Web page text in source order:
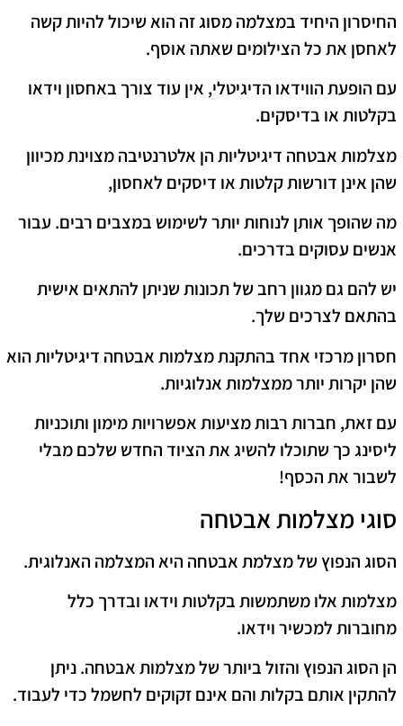
החיסרון היחיד במצלמה מסוג זה הוא שיכול להיות קשה
לאחסן את כל הצילומים שאתה אוסף.
עם הופעת הווידאו הדיגיטלי, אין עוד צורך באחסון וידאו
בקלטות או בדיסקים.
מצלמות אבטחה דיגיטליות הן אלטרנטיבה מצוינת מכיוון
שהן אינן דורשות קלטות או דיסקים לאחסון,
מה שהופך אותן לנוחות יותר לשימוש במצבים רבים. עבור
אנשים עסוקים בדרכים.
יש להם גם מגוון רחב של תכונות שניתן להתאים אישית
בהתאם לצרכים שלך.
חסרון מרכזי אחד בהתקנת מצלמות אבטחה דיגיטליות הוא
שהן יקרות יותר ממצלמות אנלוגיות.
עם זאת, חברות רבות מציעות אפשרויות מימון ותוכניות
ליסינג כך שתוכלו להשיג את הציוד החדש שלכם מבלי
לשבור את הכסף!
סוגי מצלמות אבטחה
הסוג הנפוץ של מצלמת אבטחה היא המצלמה האנלוגית.
מצלמות אלו משתמשות בקלטות וידאו ובדרך כלל
מחוברות למכשיר וידאו.
הן הסוג הנפוץ והזול ביותר של מצלמות אבטחה. ניתן
להתקין אותם בקלות והם אינם זקוקים לחשמל כדי לעבוד.